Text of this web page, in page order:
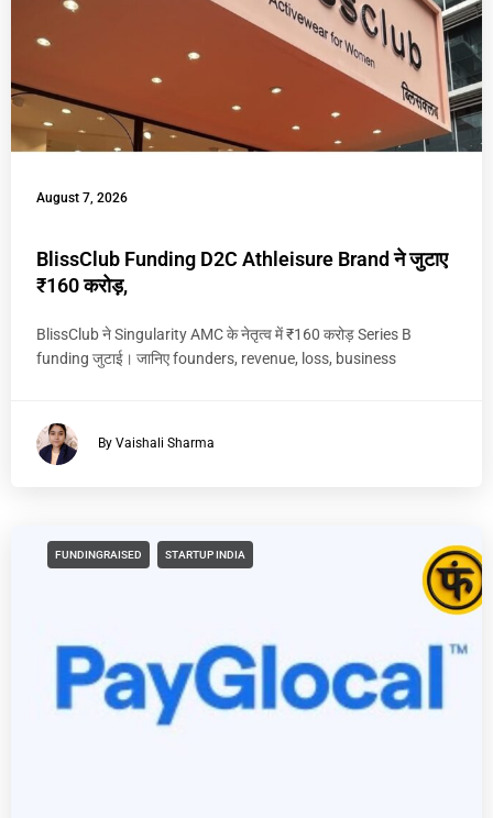
August 7, 2026
BlissClub Funding D2C Athleisure Brand ने जुटाए
₹160 करोड़,
BlissClub ने Singularity AMC के नेतृत्व में ₹160 करोड़ Series B
funding जुटाई। जानिए founders, revenue, loss, business
By Vaishali Sharma
FUNDINGRAISED STARTUP INDIA